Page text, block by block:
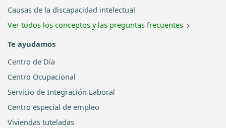
Causas de la discapacidad intelectual
Ver todos los conceptos y las preguntas frecuentes
Te ayudamos
Centro de Día
Centro Ocupacional
Servicio de Integración Laboral
Centro especial de empleo
Viviendas tuteladas